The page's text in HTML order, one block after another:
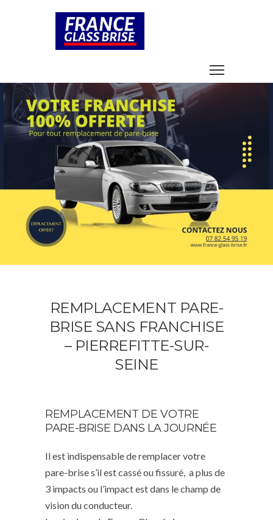
REMPLACEMENT PARE-
BRISE SANS FRANCHISE
– PIERREFITTE-SUR-
SEINE
REMPLACEMENT DE VOTRE
PARE-BRISE DANS LA JOURNÉE
Il est indispensable de remplacer votre
pare-brise s’il est cassé ou fissuré, a plus de
3 impacts ou l’impact est dans le champ de
vision du conducteur.